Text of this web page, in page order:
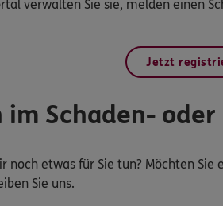
verwalten Sie sie, melden einen
Jetzt
im Schaden-
noch etwas für Sie tun? Möchten
Sie uns.